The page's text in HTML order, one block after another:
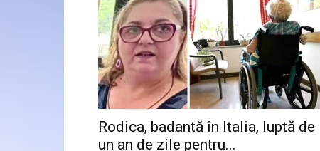
Rodica, badantă în Italia, luptă de
un an de zile pentru...